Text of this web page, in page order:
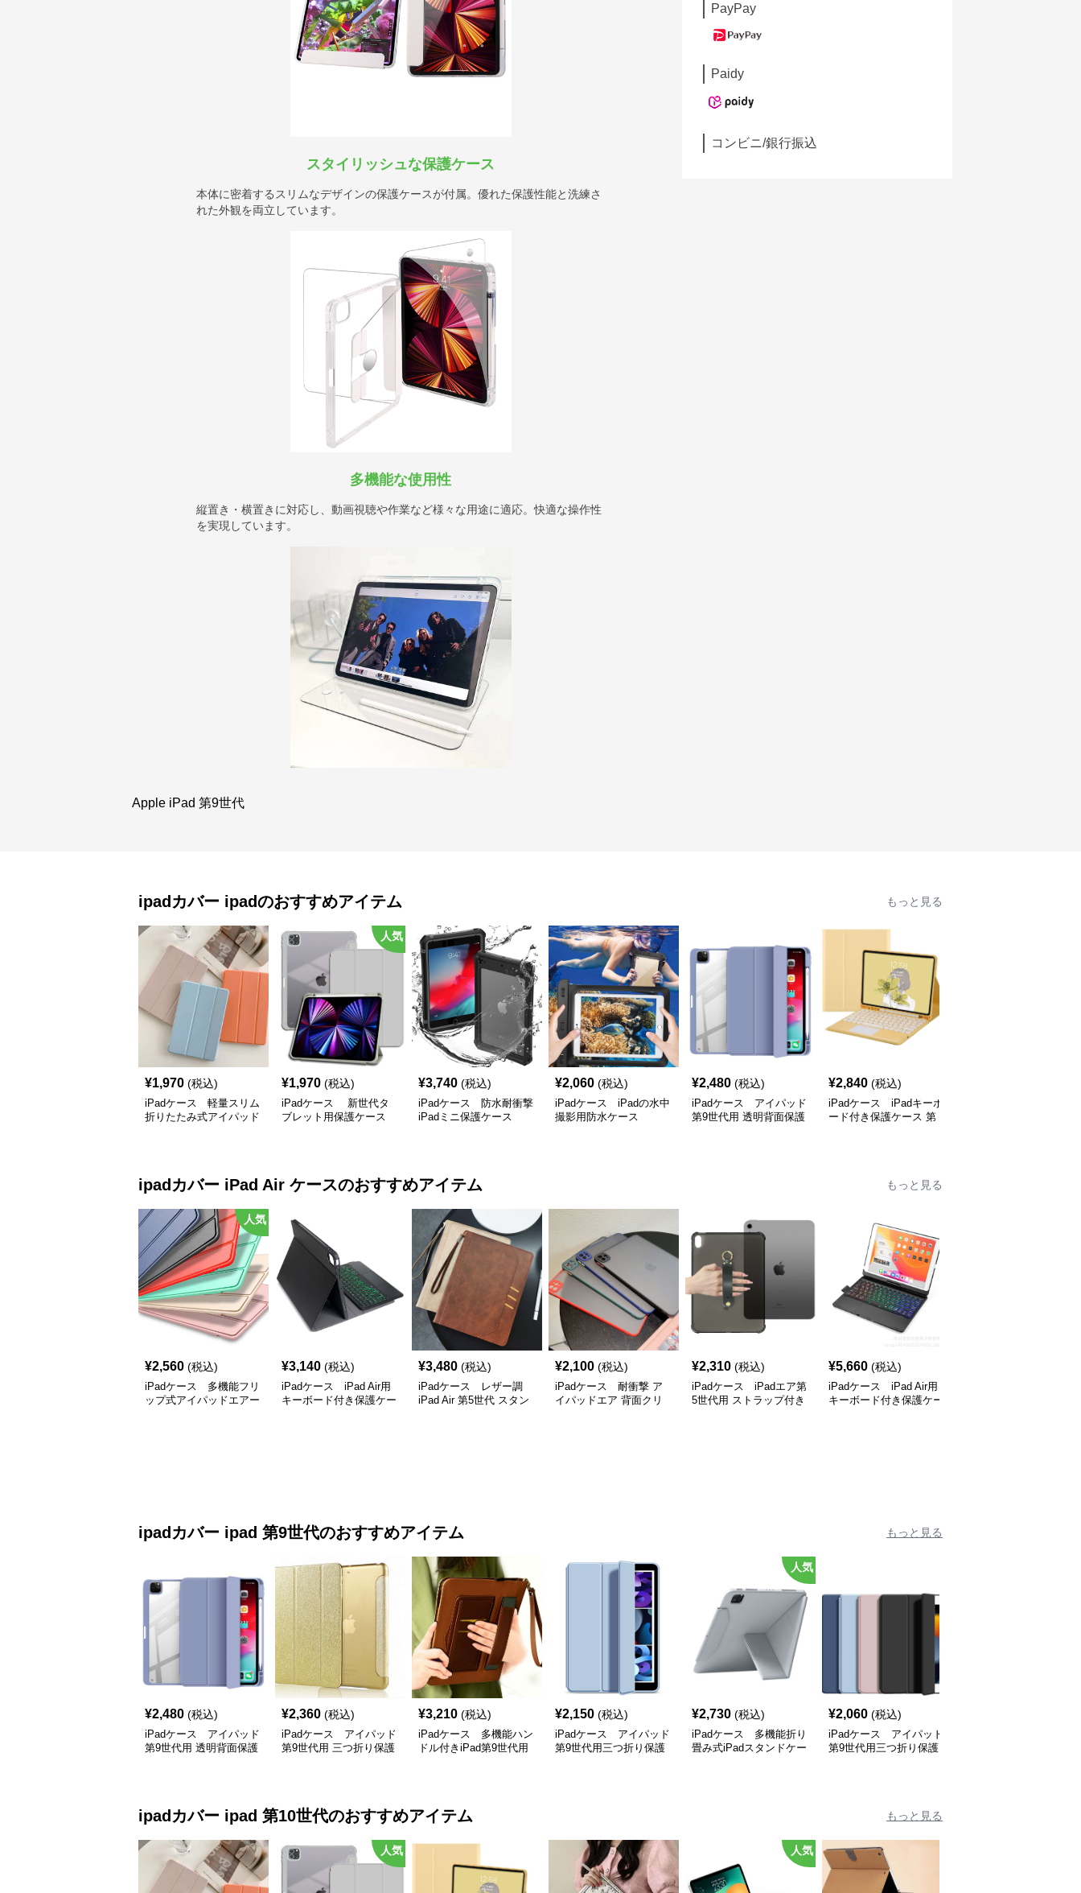
スタイリッシュな保護ケース
本体に密着するスリムなデザインの保護ケースが付属。優れた保護性能と洗練さ
れた外観を両立しています。
多機能な使用性
縦置き・横置きに対応し、動画視聴や作業など様々な用途に適応。快適な操作性
を実現しています。
Apple iPad 第9世代
PayPay
Paidy
コンビニ/銀行振込
ipadカバー ipadのおすすめアイテム もっと見る
¥1,970 (税込)
iPadケース 軽量スリム
折りたたみ式アイパッド
人気
¥1,970 (税込)
iPadケース 新世代タ
ブレット用保護ケース
¥3,740 (税込)
iPadケース 防水耐衝撃
iPadミニ保護ケース
¥2,060 (税込)
iPadケース iPadの水中
撮影用防水ケース
¥2,480 (税込)
iPadケース アイパッド
第9世代用 透明背面保護
¥2,840 (税込)
iPadケース iPadキーボ
ード付き保護ケース 第
ipadカバー iPad Air ケースのおすすめアイテム もっと見る
人気
¥2,560 (税込)
iPadケース 多機能フリ
ップ式アイパッドエアー
¥3,140 (税込)
iPadケース iPad Air用
キーボード付き保護ケー
¥3,480 (税込)
iPadケース レザー調
iPad Air 第5世代 スタン
¥2,100 (税込)
iPadケース 耐衝撃 ア
イパッドエア 背面クリ
¥2,310 (税込)
iPadケース iPadエア第
5世代用 ストラップ付き
¥5,660 (税込)
iPadケース iPad Air用
キーボード付き保護ケー
ipadカバー ipad 第9世代のおすすめアイテム もっと見る
¥2,480 (税込)
iPadケース アイパッド
第9世代用 透明背面保護
¥2,360 (税込)
iPadケース アイパッド
第9世代用 三つ折り保護
¥3,210 (税込)
iPadケース 多機能ハン
ドル付きiPad第9世代用
¥2,150 (税込)
iPadケース アイパッド
第9世代用三つ折り保護
人気
¥2,730 (税込)
iPadケース 多機能折り
畳み式iPadスタンドケー
¥2,060 (税込)
iPadケース アイパッド
第9世代用三つ折り保護
ipadカバー ipad 第10世代のおすすめアイテム もっと見る
人気 人気